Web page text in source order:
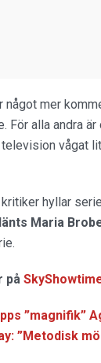
något mer
För alla andra är
vågat
hyllar
Maria
på
”magnifik”
”Metodisk